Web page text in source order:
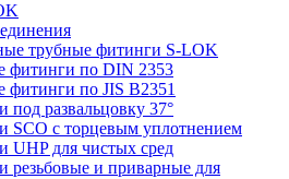
трубные фитинги S-LOK
фитинги по DIN 2353
фитинги по JIS B2351
под развальцовку 37°
SCO с торцевым уплотнением
UHP для чистых сред
резьбовые и приварные для